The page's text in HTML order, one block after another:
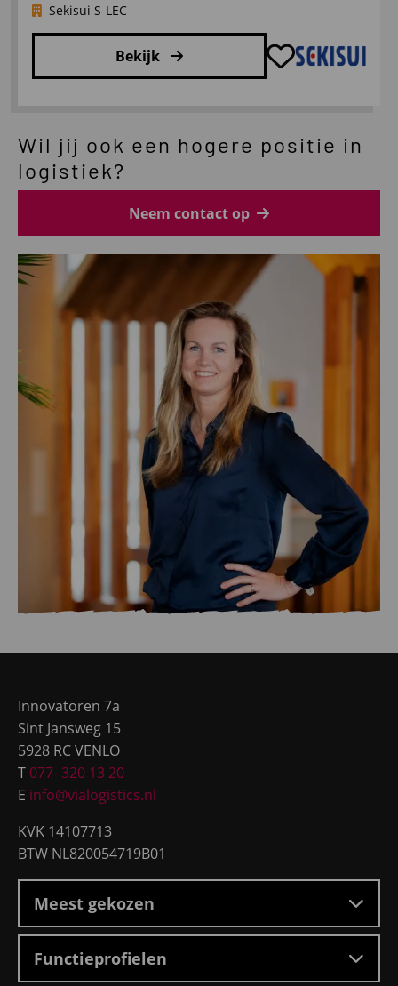
Sekisui S-LEC
Bekijk
over
Logistics
Officer
Wil jij ook een hogere positie in
logistiek?
Neem contact op
Innovatoren 7a
Sint Jansweg 15
5928 RC VENLO
T 077- 320 13 20
E info@vialogistics.nl
KVK 14107713
BTW NL820054719B01
Meest gekozen
Functieprofielen